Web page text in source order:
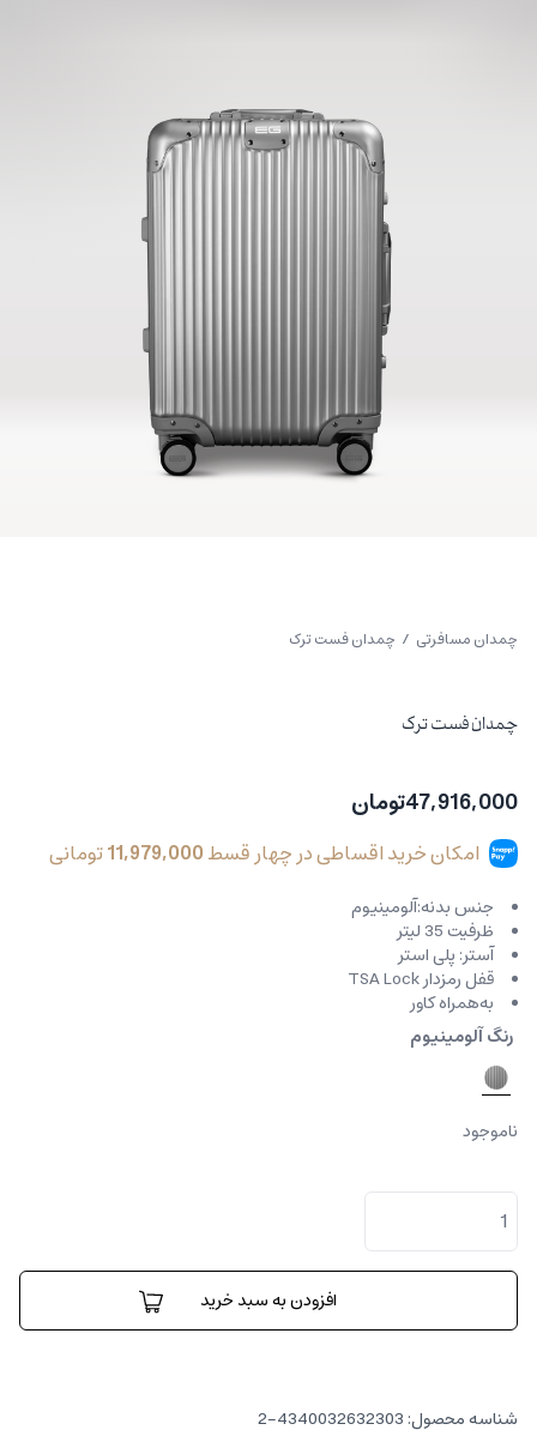
چمدان مسافرتی / چمدان فست ترک
چمدان فست ترک
47,916,000تومان
امکان خرید اقساطی در چهار قسط11,979,000تومانی
جنس بدنه:آلومینیوم
ظرفیت 35 لیتر
آستر: پلی استر
قفل رمزدار TSA Lock
به‌همراه کاور
رنگ آلومینیوم
ناموجود
چمدان
فست
ترک
عدد
افزودن به سبد خرید
شناسه محصول: 4340032632303-2